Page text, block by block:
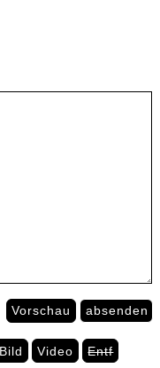
Vorschau absenden
Bild Video Entf